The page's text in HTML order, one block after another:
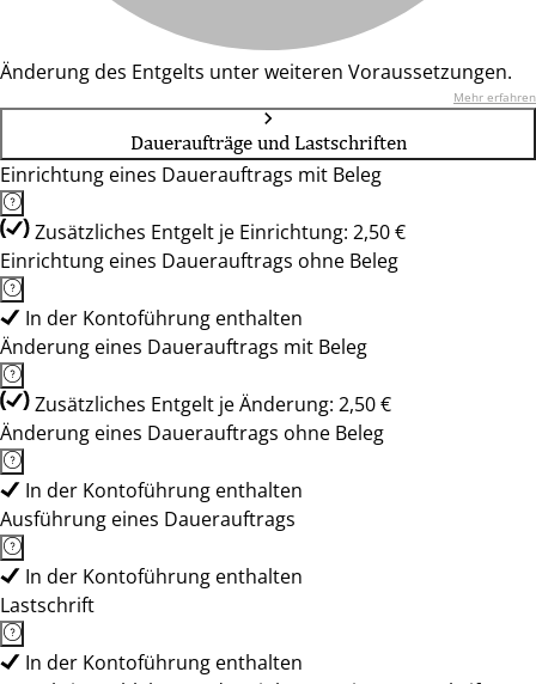
Änderung des Entgelts unter weiteren Voraussetzungen.
Mehr erfahren
Daueraufträge und Lastschriften
Einrichtung eines Dauerauftrags mit Beleg
Zusätzliches Entgelt je Einrichtung: 2,50 €
Einrichtung eines Dauerauftrags ohne Beleg
In der Kontoführung enthalten
Änderung eines Dauerauftrags mit Beleg
Zusätzliches Entgelt je Änderung: 2,50 €
Änderung eines Dauerauftrags ohne Beleg
In der Kontoführung enthalten
Ausführung eines Dauerauftrags
In der Kontoführung enthalten
Lastschrift
In der Kontoführung enthalten